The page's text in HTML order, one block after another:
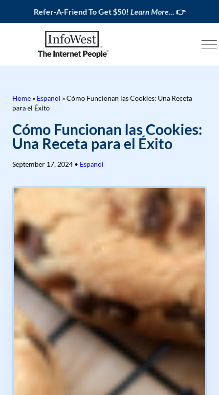
Refer-A-Friend To Get $50! Learn More... 👉
Home » Espanol »Cómo Funcionan las Cookies: Una Receta
para el Éxito
Cómo Funcionan las Cookies:
Una Receta para el Éxito
September 17, 2024• Espanol